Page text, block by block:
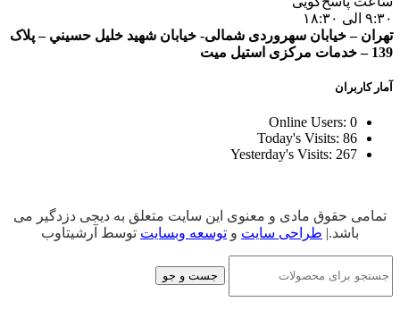
۹:۳۰ الی ۱۸:۳۰
تهران – خيابان سهروردی شمالی- خيابان شهيد خليل حسيني – پلاک
139 – خدمات مرکزی استیل میت
آمار کاربران
Online Users: 0
Today's Visits: 86
Yesterday's Visits: 267
تمامی حقوق مادی و معنوی این سایت متعلق به دیجی دزدگیر می
باشد.| طراحی سایت و توسعه وبسایت توسط آرشیتاوب
جست و جو